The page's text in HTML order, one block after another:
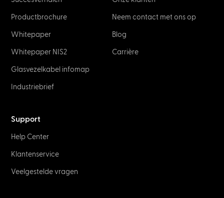
Productbrochure
Whitepaper
Whitepaper NIS2
Glasvezelkabel infomap
Industriebrief
Neem contact met ons op
Blog
Carrière
Support
Help Center
Klantenservice
Veelgestelde vragen